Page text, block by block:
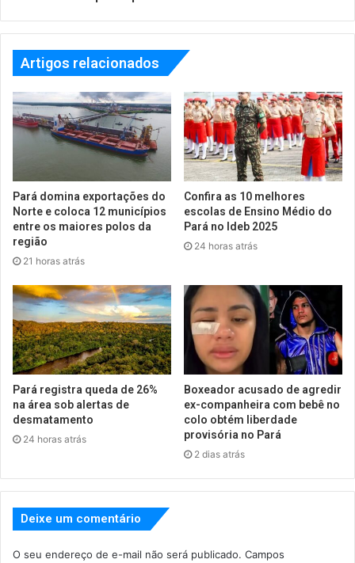
Artigos relacionados
Pará domina exportações do
Norte e coloca 12 municípios
entre os maiores polos da
região
21 horas atrás
Confira as 10 melhores
escolas de Ensino Médio do
Pará no Ideb 2025
24 horas atrás
Pará registra queda de 26%
na área sob alertas de
desmatamento
24 horas atrás
Boxeador acusado de agredir
ex-companheira com bebê no
colo obtém liberdade
provisória no Pará
2 dias atrás
Deixe um comentário
O seu endereço de e-mail não será publicado. Campos